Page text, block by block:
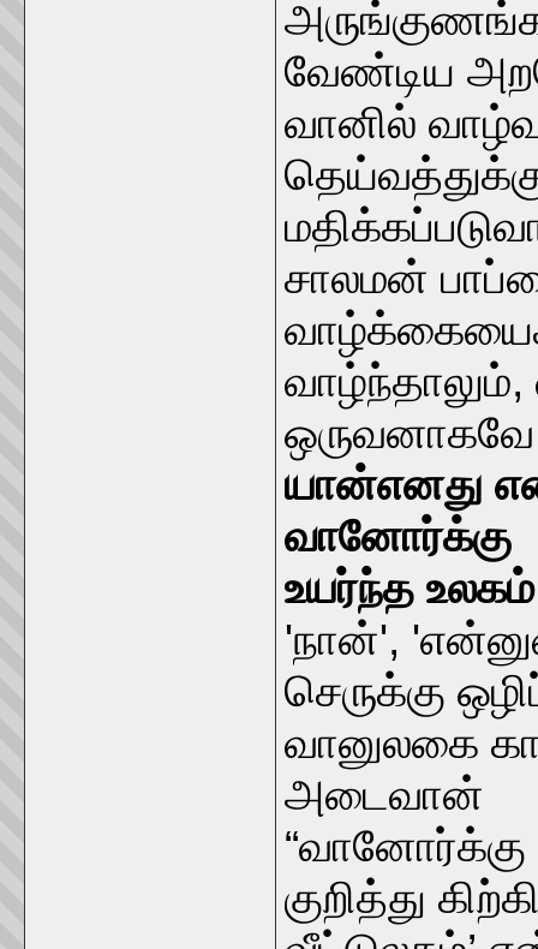
வேண்டிய
வானில்
சாலமன்
வாழ்க்கையைச்
ஒருவனாகவே
யான்எனது
வானோர்க்கு
உயர்ந்த உலகம்
'நான்',
செருக்கு
வானுலகை
அடைவான்
குறித்து